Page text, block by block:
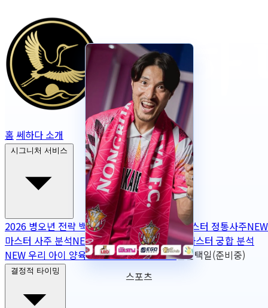
홈 쎄하다 소개
시그니처 서비스
2026 병오년 전략 백서NEW2026 토정비결마스터 정통사주NEW
마스터 사주 분석NEW무보정 사주 판독NEW마스터 궁합 분석
NEW 우리 아이 양육 궁합NEW작명OPEN출산택일(준비중)
결정적 타이밍 스포츠